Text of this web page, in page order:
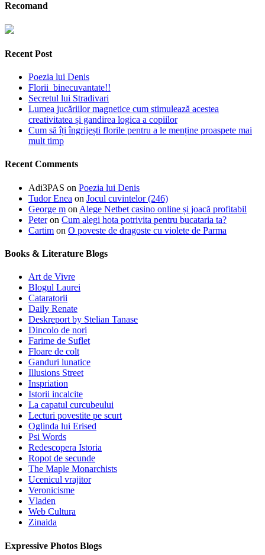
Recomand
Recent Post
Poezia lui Denis
Florii binecuvantate!!
Secretul lui Stradivari
Lumea jucăriilor magnetice cum stimulează acestea
creativitatea și gandirea logica a copiilor
Cum să îți îngrijești florile pentru a le menține proaspete mai
mult timp
Recent Comments
Adi3PAS on Poezia lui Denis
Tudor Enea on Jocul cuvintelor (246)
George m on Alege Netbet casino online și joacă profitabil
Peteron Cum alegi hota potrivita pentru bucataria ta?
Cartim on O poveste de dragoste cu violete de Parma
Books & Literature Blogs
Art de Vivre
Blogul Laurei
Cataratorii
Daily Renate
Deskreport by Stelian Tanase
Dincolo de nori
Farime de Suflet
Floare de colt
Ganduri lunatice
Illusions Street
Inspriation
Istorii incalcite
La capatul curcubeului
Lecturi povestite pe scurt
Oglinda lui Erised
Psi Words
Redescopera Istoria
Ropot de secunde
The Maple Monarchists
Ucenicul vrajitor
Veronicisme
Vladen
Web Cultura
Zinaida
Expressive Photos Blogs